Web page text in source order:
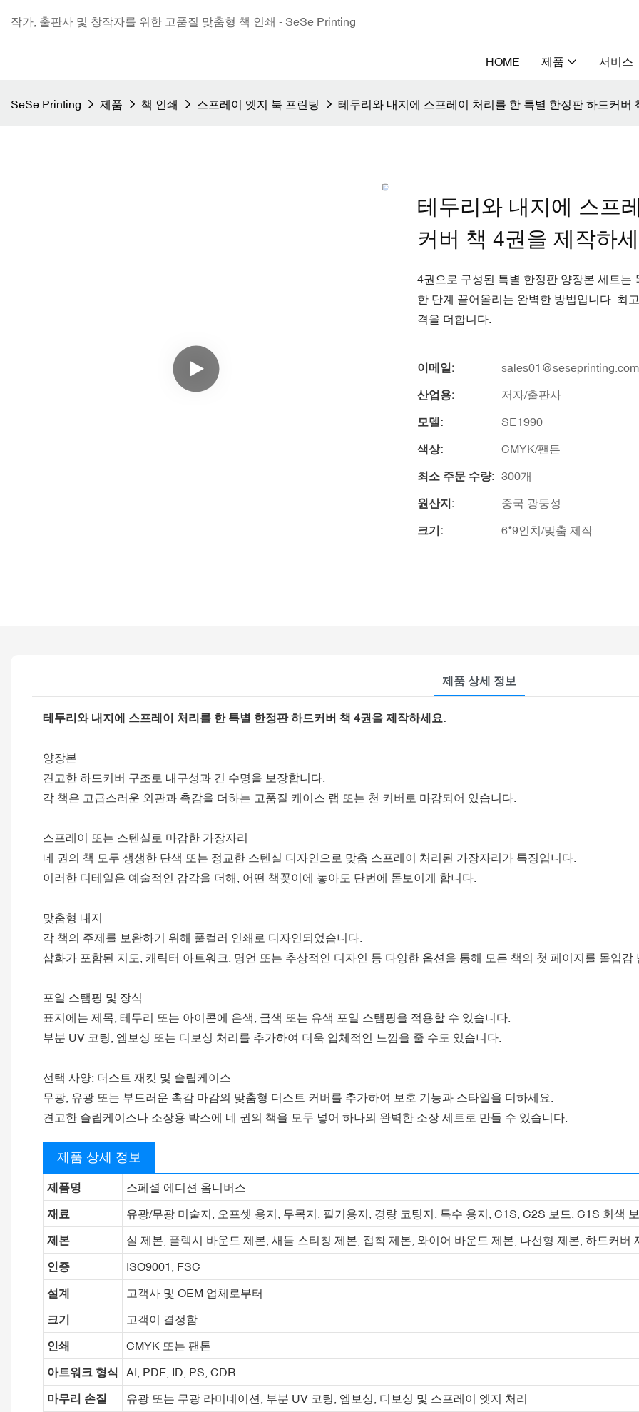
작가, 출판사 및 창작자를 위한 고품질 맞춤형 책 인쇄 - SeSe Printing
HOME 제품 서비스
SeSe Printing 제품 책 인쇄 스프레이 엣지 북 프린팅 테두리와 내지에 스프레이 처리를 한 특별 한정판 하드커버
테두리와 내지에 스프
커버 책 4권을 제작하
4권으로 구성된 특별 한정판 양장본 세트는
한 단계 끌어올리는 완벽한 방법입니다. 최
격을 더합니다.
이메일: sales01@seseprinting.com
산업용: 저자/출판사
모델: SE1990
색상: CMYK/팬튼
최소 주문 수량: 300개
원산지: 중국 광둥성
크기: 6*9인치/맞춤 제작
제품 상세 정보
테두리와 내지에 스프레이 처리를 한 특별 한정판 하드커버 책 4권을 제작하세요.
양장본
견고한 하드커버 구조로 내구성과 긴 수명을 보장합니다.
각 책은 고급스러운 외관과 촉감을 더하는 고품질 케이스 랩 또는 천 커버로 마감되어 있습니다.
스프레이 또는 스텐실로 마감한 가장자리
네 권의 책 모두 생생한 단색 또는 정교한 스텐실 디자인으로 맞춤 스프레이 처리된 가장자리가 특징입니다.
이러한 디테일은 예술적인 감각을 더해, 어떤 책꽂이에 놓아도 단번에 돋보이게 합니다.
맞춤형 내지
각 책의 주제를 보완하기 위해 풀컬러 인쇄로 디자인되었습니다.
삽화가 포함된 지도, 캐릭터 아트워크, 명언 또는 추상적인 디자인 등 다양한 옵션을 통해 모든 책의 첫 페이지를 몰입감
포일 스탬핑 및 장식
표지에는 제목, 테두리 또는 아이콘에 은색, 금색 또는 유색 포일 스탬핑을 적용할 수 있습니다.
부분 UV 코팅, 엠보싱 또는 디보싱 처리를 추가하여 더욱 입체적인 느낌을 줄 수도 있습니다.
선택 사양: 더스트 재킷 및 슬립케이스
무광, 유광 또는 부드러운 촉감 마감의 맞춤형 더스트 커버를 추가하여 보호 기능과 스타일을 더하세요.
견고한 슬립케이스나 소장용 박스에 네 권의 책을 모두 넣어 하나의 완벽한 소장 세트로 만들 수 있습니다.
제품 상세 정보
제품명 스페셜 에디션 옴니버스
재료 유광/무광 미술지, 오프셋 용지, 무목지, 필기용지, 경량 코팅지, 특수 용지, C1S, C2S 보드, C1S 회색
제본 실 제본, 플렉시 바운드 제본, 새들 스티칭 제본, 접착 제본, 와이어 바운드 제본, 나선형 제본, 하드커버
인증 ISO9001, FSC
설계 고객사 및 OEM 업체로부터
크기 고객이 결정함
인쇄 CMYK 또는 팬톤
아트워크 형식 AI, PDF, ID, PS, CDR
마무리 손질 유광 또는 무광 라미네이션, 부분 UV 코팅, 엠보싱, 디보싱 및 스프레이 엣지 처리